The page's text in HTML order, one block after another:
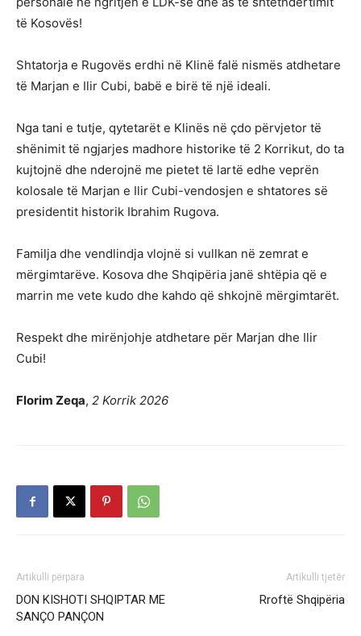
të Kosovës!
Shtatorja e Rugovës erdhi në Klinë falë nismës atdhetare
të Marjan e Ilir Cubi, babë e birë të një ideali.
Nga tani e tutje, qytetarët e Klinës në çdo përvjetor të
shënimit të ngjarjes madhore historike të 2 Korrikut, do ta
kujtojnë dhe nderojnë me pietet të lartë edhe veprën
kolosale të Marjan e Ilir Cubi-vendosjen e shtatores së
presidentit historik Ibrahim Rugova.
Familja dhe vendlindja vlojnë si vullkan në zemrat e
mërgimtarëve. Kosova dhe Shqipëria janë shtëpia që e
marrin me vete kudo dhe kahdo që shkojnë mërgimtarët.
Respekt dhe mirënjohje atdhetare për Marjan dhe Ilir
Cubi!
Florim Zeqa, 2 Korrik 2026
Artikulli përpara
DON KISHOTI SHQIPTAR ME
SANÇO PANÇON
Artikulli tjetër
Rroftë Shqipëria